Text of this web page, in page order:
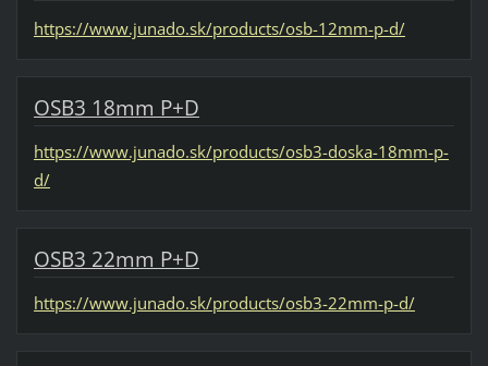
https://www.junado.sk/products/osb-12mm-p-d/
OSB3 18mm P+D
https://www.junado.sk/products/osb3-doska-18mm-p-
d/
OSB3 22mm P+D
https://www.junado.sk/products/osb3-22mm-p-d/